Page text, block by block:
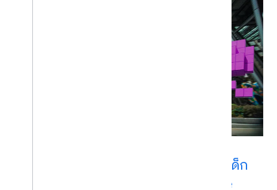
TAITO เปลี่ยนโลกให้กลายเป็นสนามเด็ก
เล่นด้วยเกม AR สุดสมจริงของ Space